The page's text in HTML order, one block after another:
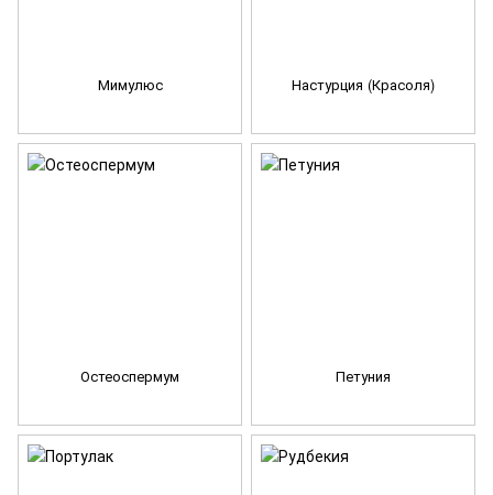
Мимулюс Настурция (Красоля)
Остеоспермум Петуния